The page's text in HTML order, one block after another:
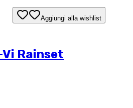
Aggiungi alla wishlist
Rainset